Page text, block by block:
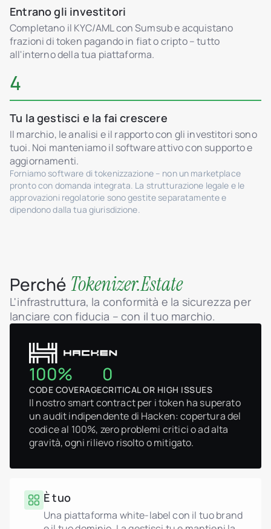
Entrano gli investitori
Completano il KYC/AML con Sumsub e acquistano
frazioni di token pagando in fiat o cripto – tutto
all'interno della tua piattaforma.
4
Tu la gestisci e la fai crescere
Il marchio, le analisi e il rapporto con gli investitori sono
tuoi. Noi manteniamo il software attivo con supporto e
aggiornamenti.
Forniamo software di tokenizzazione – non un marketplace
pronto con domanda integrata. La strutturazione legale e le
approvazioni regolatorie sono gestite separatamente e
dipendono dalla tua giurisdizione.
Perché Tokenizer.Estate
L'infrastruttura, la conformità e la sicurezza per
lanciare con fiducia – con il tuo marchio.
100%
CODE COVERAGE
0
CRITICAL OR HIGH ISSUES
Il nostro smart contract per i token ha superato
un audit indipendente di Hacken: copertura del
codice al 100%, zero problemi critici o ad alta
gravità, ogni rilievo risolto o mitigato.
È tuo
Una piattaforma white-label con il tuo brand